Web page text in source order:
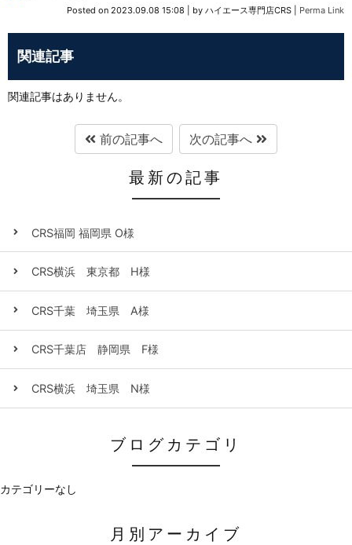
Posted on 2023.09.08 15:08 by ハイエース専門店CRS Perma Link
関連記事
関連記事はありません。
前の記事へ 次の記事へ
最新の記事
CRS福岡 福岡県 O様
CRS横浜 東京都 H様
CRS千葉 埼玉県 A様
CRS千葉店 静岡県 F様
CRS横浜 埼玉県 N様
ブログカテゴリ
カテゴリーなし
月別アーカイブ